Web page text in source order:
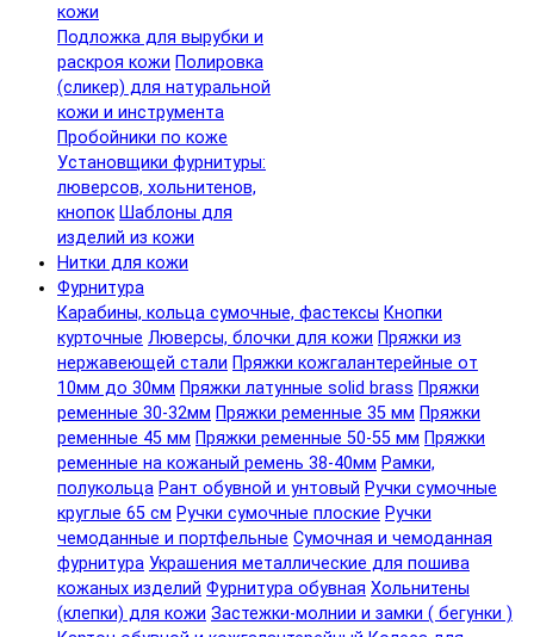
кожи
Подложка для вырубки и
раскроя кожи Полировка
(сликер) для натуральной
кожи и инструмента
Пробойники по коже
Установщики фурнитуры:
люверсов, хольнитенов,
кнопок Шаблоны для
изделий из кожи
Нитки для кожи
Фурнитура
Карабины, кольца сумочные, фастексы Кнопки
курточные Люверсы, блочки для кожи Пряжки из
нержавеющей стали Пряжки кожгалантерейные от
10мм до 30мм Пряжки латунные solid brass Пряжки
ременные 30-32мм Пряжки ременные 35 мм Пряжки
ременные 45 мм Пряжки ременные 50-55 мм Пряжки
ременные на кожаный ремень 38-40мм Рамки,
полукольца Рант обувной и унтовый Ручки сумочные
круглые 65 см Ручки сумочные плоские Ручки
чемоданные и портфельные Сумочная и чемоданная
фурнитура Украшения металлические для пошива
кожаных изделий Фурнитура обувная Хольнитены
(клепки) для кожи Застежки-молнии и замки ( бегунки )